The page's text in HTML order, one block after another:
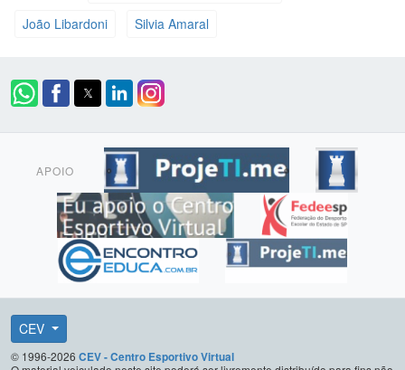
João Libardoni
Silvia Amaral
APOIO
CEV
© 1996-2026 CEV - Centro Esportivo Virtual